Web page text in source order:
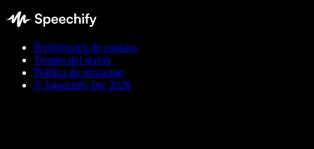
Preferències de cookies
Termes del servei
Política de privacitat
© Speechify Inc 2026